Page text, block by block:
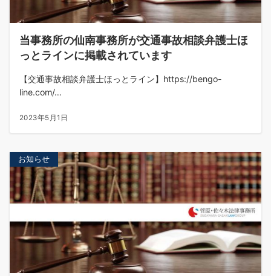
当事務所の仙南事務所が交通事故相談弁護士ほ
っとラインに掲載されています
【交通事故相談弁護士ほっとライン】https://bengo-
line.com/…
2023年5月1日
お知らせ